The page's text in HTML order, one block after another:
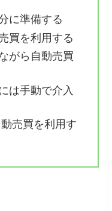
に準備する
買を利用する
がら自動売買
は手動で介入
売買を利用す